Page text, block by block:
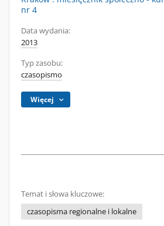
nr 4
Data wydania:
2013
Typ zasobu:
czasopismo
Więcej
Temat i słowa kluczowe:
czasopisma regionalne i lokalne